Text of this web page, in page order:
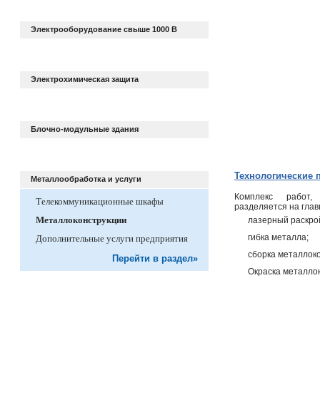
Электрооборудование свыше 1000 В
Электрохимическая защита
Блочно-модульные здания
Металлообработка и услуги
Телекоммуникационные шкафы
Металлоконструкции
Дополнительные услуги предприятия
Перейти в раздел»
Технологические
Комплекс
разделяется на
лазерный
гибка металла;
сборка
Окраска